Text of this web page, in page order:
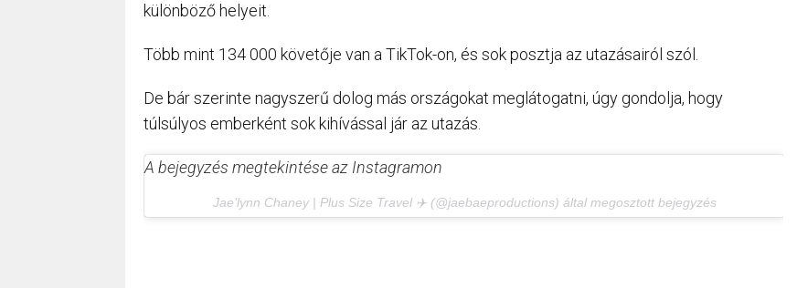
különböző helyeit.
Több mint 134 000 követője van a TikTok-on, és sok posztja az utazásairól szól.
De bár szerinte nagyszerű dolog más országokat meglátogatni, úgy gondolja, hogy
túlsúlyos emberként sok kihívással jár az utazás.
A bejegyzés megtekintése az Instagramon
Jae’lynn Chaney | Plus Size Travel ✈️ (@jaebaeproductions) által megosztott bejegyzés